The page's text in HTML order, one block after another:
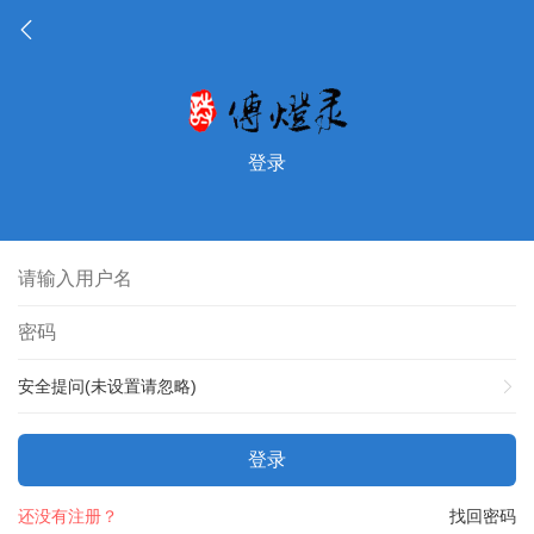
登录
安全提问(未设置请忽略)
登录
找回密码
还没有注册？